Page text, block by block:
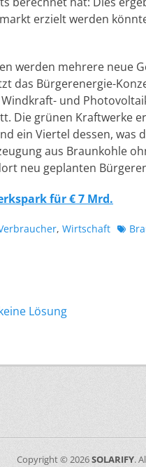
erzielt werden
werden mehrere neue
das Bürgerenergie-
und
Die grünen Kraftwerke
ein Viertel dessen, was
aus Braunkohle
neu geplanten
für € 7 Mrd.
, Wirtschaft
Lösung
Copyright © 2026SOLARIFY.